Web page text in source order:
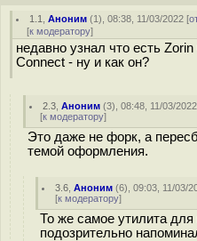
1.1 ,Аноним (1), 08:38, 11/03/2022 [
[к модератору]
недавно узнал что есть
Connect - ну и как он?
2.3 ,Аноним (3), 08:48, 11/03/
[к модератору]
Это даже не форк, а
темой оформления.
3.6 ,Аноним (6), 09:03, 11/03/
[к модератору]
То же самое утилита
подозрительно